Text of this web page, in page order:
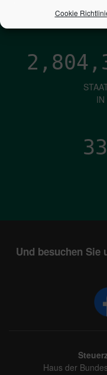
Cookie
Und besuchen Sie
Haus der